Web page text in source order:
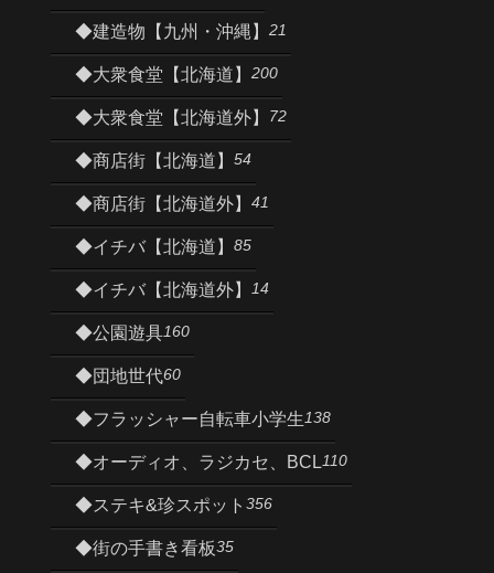
◆建造物【九州・沖縄】 21
◆大衆食堂【北海道】 200
◆大衆食堂【北海道外】 72
◆商店街【北海道】 54
◆商店街【北海道外】 41
◆イチバ【北海道】 85
◆イチバ【北海道外】 14
◆公園遊具160
◆団地世代60
◆フラッシャー自転車小学生138
◆オーディオ、ラジカセ、BCL110
◆ステキ&珍スポット 356
◆街の手書き看板35